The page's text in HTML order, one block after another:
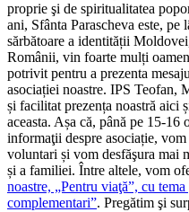
proprie şi de spiritualitatea
ani, Sfânta Parascheva este, pe
sărbătoare a identității
Românii, vin foarte mulți
potrivit pentru a prezenta
asociației noastre. IPS
și facilitat prezența noastră aici
aceasta. Așa că, până pe 15-
informaţii despre asociație,
voluntari și vom desfăşura mai
și a familiei. Între altele, vom
noastre, „Pentru viaţă”, cu
complementari”. Pregătim şi